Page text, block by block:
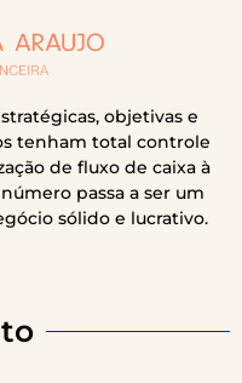
objetivas e
tenham total controle
de fluxo de caixa à
passa a ser um
sólido e lucrativo.